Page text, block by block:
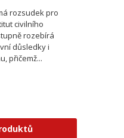
rozsudek pro
civilního
rozebírá
důsledky i
přičemž...